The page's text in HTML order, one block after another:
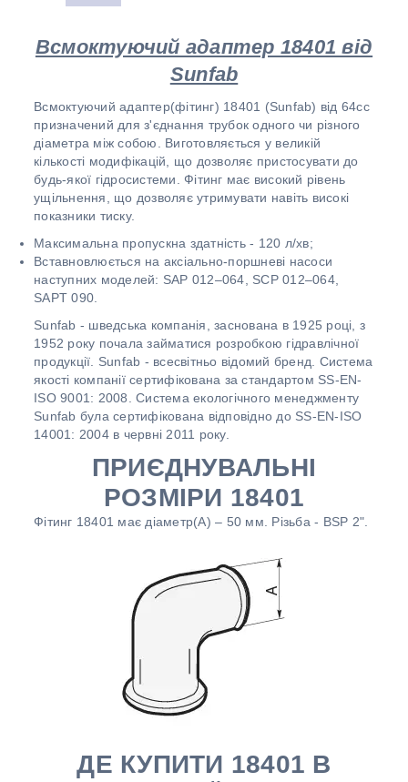
Всмоктуючий адаптер 18401 від
Sunfab
Всмоктуючий адаптер(фітинг) 18401 (Sunfab) від 64сс
призначений для з'єднання трубок одного чи різного
діаметра між собою. Виготовляється у великій
кількості модифікацій, що дозволяє пристосувати до
будь-якої гідросистеми. Фітинг має високий рівень
ущільнення, що дозволяє утримувати навіть високі
показники тиску.
Максимальна пропускна здатність - 120 л/хв;
Вставновлюється на аксіально-поршневі насоси
наступних моделей: SAP 012–064, SCP 012–064,
SAPT 090.
Sunfab - шведська компанія, заснована в 1925 році, з
1952 року почала займатися розробкою гідравлічної
продукції. Sunfab - всесвітньо відомий бренд. Система
якості компанії сертифікована за стандартом SS-EN-
ISO 9001: 2008. Система екологічного менеджменту
Sunfab була сертифікована відповідно до SS-EN-ISO
14001: 2004 в червні 2011 року.
ПРИЄДНУВАЛЬНІ
РОЗМІРИ 18401
Фітинг 18401 має діаметр(А) – 50 мм. Різьба - BSP 2".
ДЕ КУПИТИ 18401 В